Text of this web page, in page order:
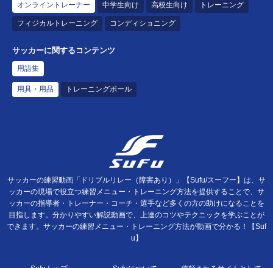
オンライントレーナー 中学生向け 高校生向け トレーニング
フィジカルトレーニング コンディショニング
サッカーに関するコンテンツ
用語集
用具・用品 トレーニングボール
サッカーの練習動画「ドリブルリレー（障害あり）」【Sufu/スーフー】は、サ
ッカーの現場で役立つ練習メニュー・トレーニング方法を提供することで、サ
ッカーの指導者・トレーナー・コーチ・選手など多くの方の助けになることを
目指します。分かりやすい解説動画で、上達のコツやテクニックを学ぶことが
できます。サッカーの練習メニュー・トレーニング方法が動画で分かる！【Suf
u】